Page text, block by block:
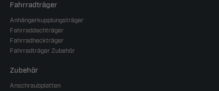
Fahrradträger
Anhängerkupplungsträger
Fahrraddachträger
Fahrradheckträger
Fahrradträger Zubehör
Zubehör
Anschraubplatten